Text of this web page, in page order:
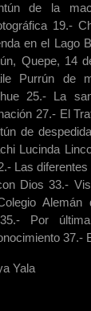
de la
19.-
en el Lago
Quepe, 14
Purrún de
25.- La
27.- El
de
Lucinda
Las
Dios 33.-
Alemán
Por
37.-
Yala